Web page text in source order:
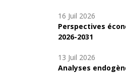
16 Juil 2026
Perspectives
2026-2031
13 Juil 2026
Analyses